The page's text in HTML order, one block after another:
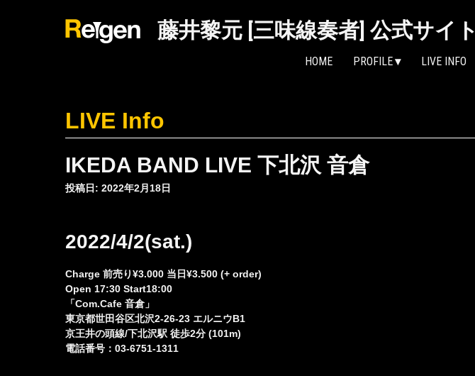
藤井黎元 [三味線奏者] 公式サイト
HOME PROFILE LIVE INFO
LIVE Info
IKEDA BAND LIVE 下北沢 音倉
投稿日: 2022年2月18日
2022/4/2(sat.)
Charge 前売り¥3.000 当日¥3.500 (+ order)
Open 17:30 Start18:00
「Com.Cafe 音倉」
東京都世田谷区北沢2-26-23 エルニウB1
京王井の頭線/下北沢駅 徒歩2分 (101m)
電話番号：03-6751-1311